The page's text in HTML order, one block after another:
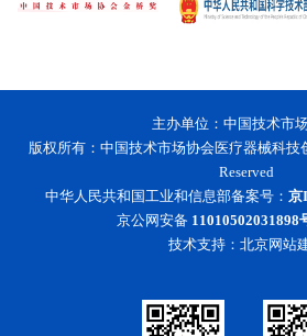
主办单位：中国技术市
版权所有：中国技术市场协会医疗器械科
Reserved
中华人民共和国工业和信息部备案号： 京
京公网安备 11010502031898
技术支持： 北京网站